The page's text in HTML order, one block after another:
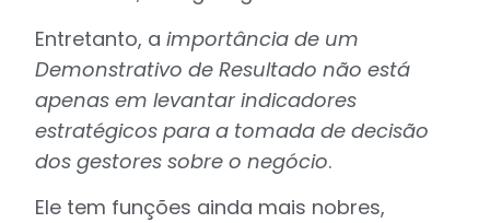
Entretanto, aimportância de um
Demonstrativo de Resultado não está
apenas em levantar indicadores
estratégicos para a tomada de decisão
dos gestores sobre o negócio.
Ele tem funções ainda mais nobres,